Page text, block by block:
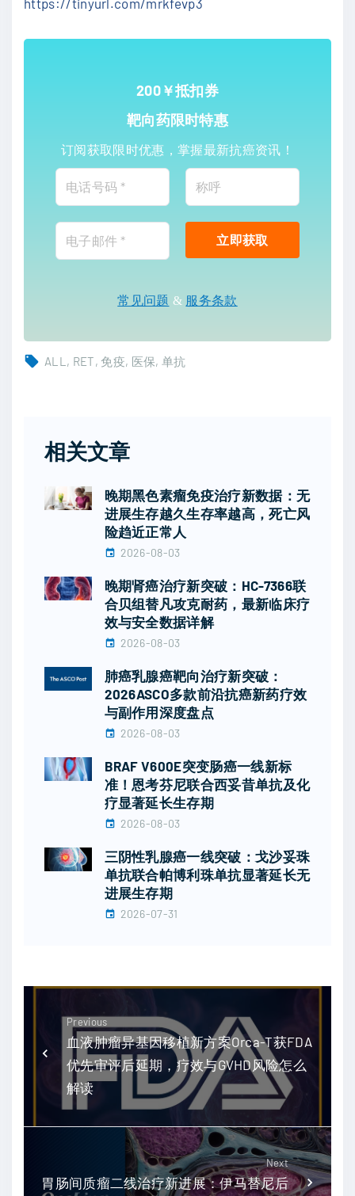
https://tinyurl.com/mrkfevp3
200￥抵扣券
靶向药限时特惠
订阅获取限时优惠，掌握最新抗癌资讯！
常见问题 & 服务条款
ALL RET 免疫 医保 单抗
相关文章
晚期黑色素瘤免疫治疗新数据：无
进展生存越久生存率越高，死亡风
险趋近正常人
2026-08-03
晚期肾癌治疗新突破：HC-7366联
合贝组替凡攻克耐药，最新临床疗
效与安全数据详解
2026-08-03
肺癌乳腺癌靶向治疗新突破：
2026ASCO多款前沿抗癌新药疗效
与副作用深度盘点
2026-08-03
BRAF V600E突变肠癌一线新标
准！恩考芬尼联合西妥昔单抗及化
疗显著延长生存期
2026-08-03
三阴性乳腺癌一线突破：戈沙妥珠
单抗联合帕博利珠单抗显著延长无
进展生存期
2026-07-31
Previous
血液肿瘤异基因移植新方案Orca-T获FDA
优先审评后延期，疗效与GVHD风险怎么
解读
Next
胃肠间质瘤二线治疗新进展：伊马替尼后